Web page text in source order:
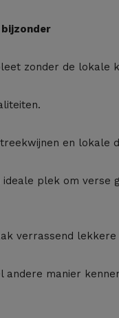
bijzonder
zonder de lokale
en lokale
plek om
verrassend
andere manier